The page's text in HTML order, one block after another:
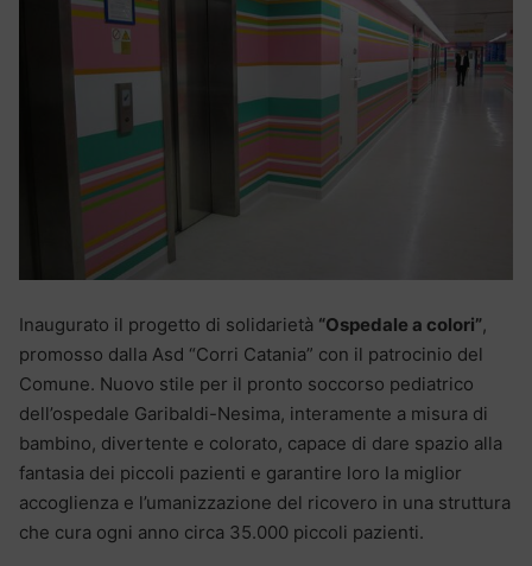
Inaugurato il progetto di solidarietà “Ospedale a colori”,
promosso dalla Asd “Corri Catania” con il patrocinio del
Comune. Nuovo stile per il pronto soccorso pediatrico
dell’ospedale Garibaldi-Nesima, interamente a misura di
bambino, divertente e colorato, capace di dare spazio alla
fantasia dei piccoli pazienti e garantire loro la miglior
accoglienza e l’umanizzazione del ricovero in una struttura
che cura ogni anno circa 35.000 piccoli pazienti.